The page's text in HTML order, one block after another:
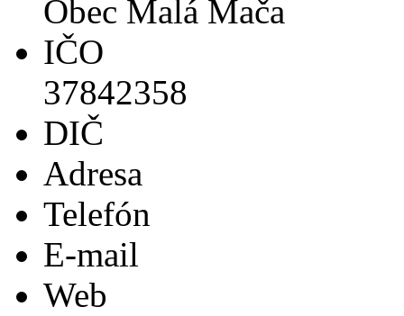
Obec Malá Mača
IČO
37842358
DIČ
Adresa
Telefón
E-mail
Web